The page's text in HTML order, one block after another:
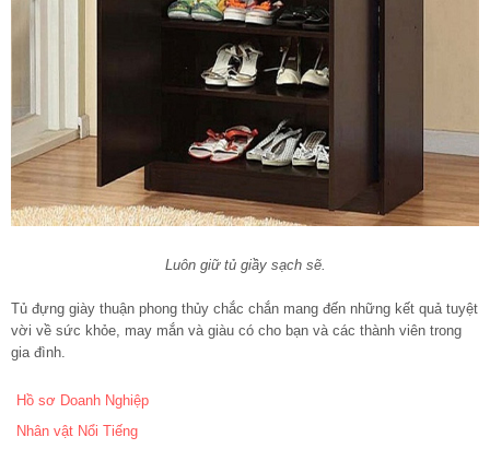
Luôn giữ tủ giầy sạch sẽ.
Tủ đựng giày thuận phong thủy chắc chắn mang đến những kết quả tuyệt
vời về sức khỏe, may mắn và giàu có cho bạn và các thành viên trong
gia đình.
Hồ sơ Doanh Nghiệp
Nhân vật Nổi Tiếng